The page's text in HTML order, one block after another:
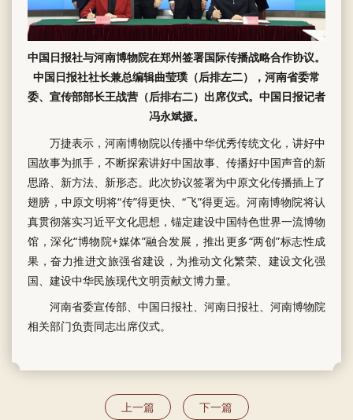
中国日报社与河南博物院在郑州签署国际传播战略合作协议。
中国日报社社长兼总编辑曲莹璞（后排左二），河南省委常
委、宣传部部长王战营（后排右二）出席仪式。中国日报记者
冯永斌摄。
万捷表示，河南博物院以传播中华优秀传统文化，讲好中
国故事为抓手，不断探索讲好中国故事、传播好中国声音的新
思路、新方法、新形态。此次协议签署为中原文化传播插上了
翅膀，中原文明将“传”得更快、“飞”得更远。河南博物院将认
真贯彻落实习近平文化思想，锚定建设中国特色世界一流博物
馆，深化“博物院+媒体”融合发展，推出更多“两创”标志性成
果，奋力推进文旅强省建设，为推动文化繁荣、建设文化强
国、建设中华民族现代文明贡献文博力量。
河南省委宣传部、中国日报社、河南日报社、河南博物院
相关部门负责同志出席仪式。
上一篇 下一篇